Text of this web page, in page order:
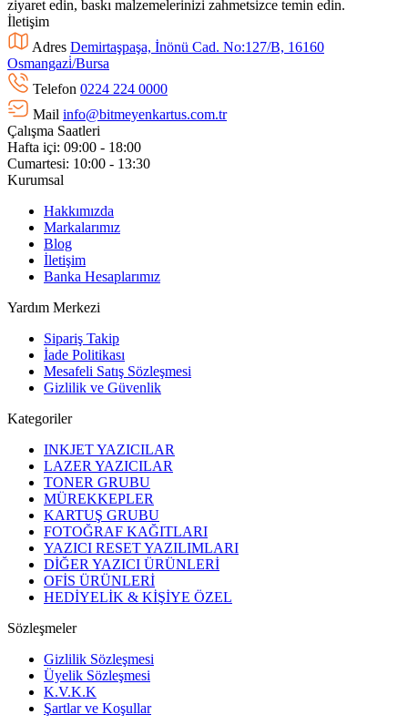
ziyaret edin, baskı malzemelerinizi zahmetsizce temin edin.
İletişim
Adres Demirtaşpaşa, İnönü Cad. No:127/B, 16160
Osmangazi̇/Bursa
Telefon 0224 224 0000
Mail info@bitmeyenkartus.com.tr
Çalışma Saatleri
Hafta içi: 09:00 - 18:00
Cumartesi: 10:00 - 13:30
Kurumsal
Hakkımızda
Markalarımız
Blog
İletişim
Banka Hesaplarımız
Yardım Merkezi
Sipariş Takip
İade Politikası
Mesafeli Satış Sözleşmesi
Gizlilik ve Güvenlik
Kategoriler
INKJET YAZICILAR
LAZER YAZICILAR
TONER GRUBU
MÜREKKEPLER
KARTUŞ GRUBU
FOTOĞRAF KAĞITLARI
YAZICI RESET YAZILIMLARI
DİĞER YAZICI ÜRÜNLERİ
OFİS ÜRÜNLERİ
HEDİYELİK & KİŞİYE ÖZEL
Sözleşmeler
Gizlilik Sözleşmesi
Üyelik Sözleşmesi
K.V.K.K
Şartlar ve Koşullar